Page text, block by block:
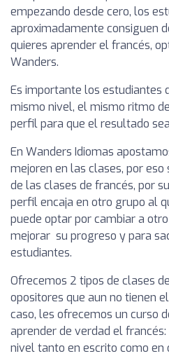
empezando desde cero, los
aproximadamente consiguen
quieres aprender el francés,
Wanders.
Es importante los estudiantes
mismo nivel, el mismo ritmo
perfil para que el resultado
En Wanders Idiomas
mejoren en las clases, por
de las clases de francés, por
perfil encaja en otro grupo al
puede optar por cambiar a
mejorar su progreso y para
estudiantes.
Ofrecemos 2 tipos de clases
opositores que aun no tienen
caso, les ofrecemos un curso
aprender de verdad el
nivel tanto en escrito como en